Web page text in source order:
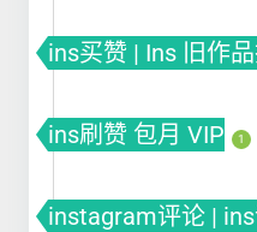
ins买赞 | Ins 旧作
ins刷赞 包月 VIP 1
instagram评论 |